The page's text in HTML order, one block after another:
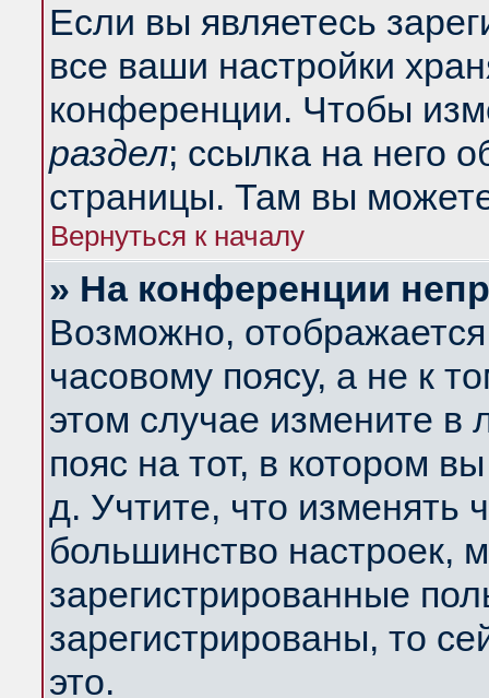
Если вы являетесь
все ваши настройки
конференции. Чтобы
раздел; ссылка на него
страницы. Там вы
Вернуться к началу
» На конференции
Возможно,
часовому поясу, а не к
этом случае измените в
пояс на тот, в котором
д. Учтите, что изменять
большинство настроек,
зарегистрированные
зарегистрированы, то
это.